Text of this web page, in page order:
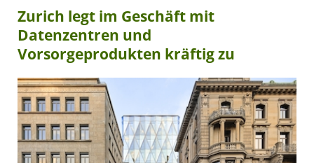
Zurich legt im Geschäft mit
Datenzentren und
Vorsorgeprodukten kräftig zu